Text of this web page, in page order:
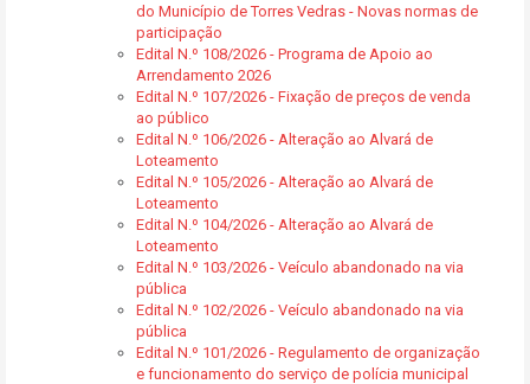
do Município de Torres Vedras - Novas normas de
participação
Edital N.º 108/2026 - Programa de Apoio ao
Arrendamento 2026
Edital N.º 107/2026 - Fixação de preços de venda
ao público
Edital N.º 106/2026 - Alteração ao Alvará de
Loteamento
Edital N.º 105/2026 - Alteração ao Alvará de
Loteamento
Edital N.º 104/2026 - Alteração ao Alvará de
Loteamento
Edital N.º 103/2026 - Veículo abandonado na via
pública
Edital N.º 102/2026 - Veículo abandonado na via
pública
Edital N.º 101/2026 - Regulamento de organização
e funcionamento do serviço de polícia municipal